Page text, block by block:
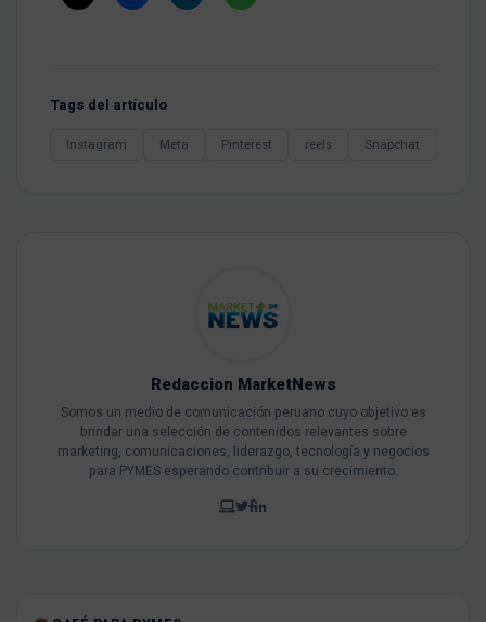
Tags del artículo
Instagram Meta Pinterest reels Snapchat
Redaccion MarketNews
Somos un medio de comunicación peruano cuyo objetivo es
brindar una selección de contenidos relevantes sobre
marketing, comunicaciones, liderazgo, tecnología y negocios
para PYMES esperando contribuir a su crecimiento.